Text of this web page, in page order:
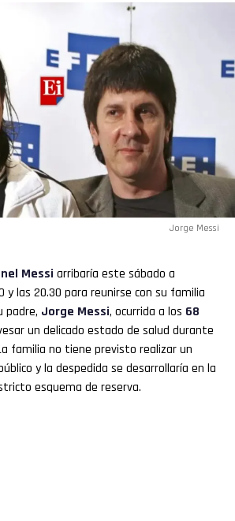
Jorge Messi
Messi arribaría este sábado a
y las 20.30 para reunirse con su familia
padre, Jorge Messi, ocurrida a los 68
un delicado estado de salud durante
familia no tiene previsto realizar un
y la despedida se desarrollaría en la
esquema de reserva.